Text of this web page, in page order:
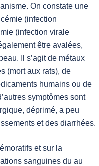
On constate une
(infection
(infection virale
être avalées,
Il s’agit de métaux
(mort aux rats), de
humains ou de
symptômes sont
déprimé, a peu
et des diarrhées.
et sur la
sanguines du au